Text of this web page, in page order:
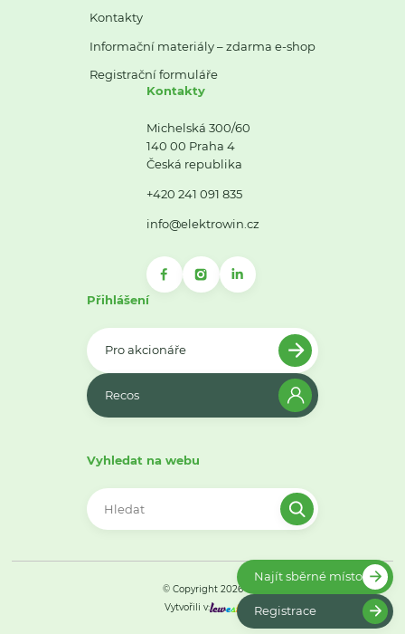
Kontakty
Informační materiály – zdarma e-shop
Registrační formuláře
Kontakty
Michelská 300/60
140 00 Praha 4
Česká republika
+420 241 091 835
info@elektrowin.cz
Přihlášení
Pro akcionáře
Recos
Vyhledat na webu
© Copyright 2026
Vytvořili v:
Najít sběrné místo
Registrace